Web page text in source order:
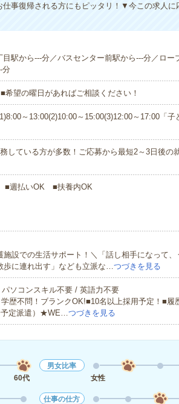
事復帰される方にもピッタリ！▼今この求人に
駅から---分／バスセンター前駅から---分／ロー
分
望の曜日があればご相談ください！
～13:00(2)10:00～15:00(3)12:00～17:00「子
している方が多数！ご応募から最短2～3日後の
■週払いOK ■扶養内OK
設での生活サポート！＼「話し相手になって、
歩に連れ出す」なども立派な…つづきを見る
ソコンスキル不要 / 英語力不要
歴不問！ブランクOK!■10名以上採用予定！■履
予定派遣）★WE…つづきを見る
60代
男女比率
女性
仕事の仕方